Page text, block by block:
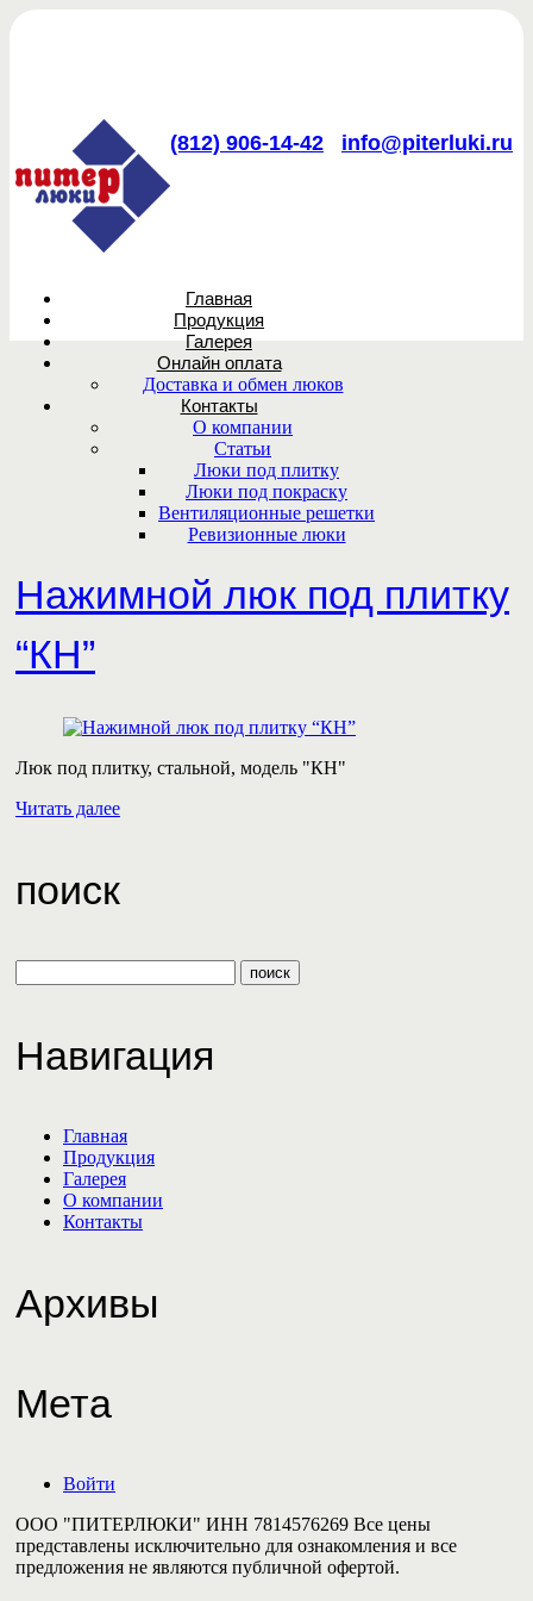
(812) 906-14-42 info@piterluki.ru
Главная
Продукция
Галерея
Онлайн оплата
Доставка и обмен люков
Контакты
О компании
Статьи
Люки под плитку
Люки под покраску
Вентиляционные решетки
Ревизионные люки
Нажимной люк под плитку
“КН”
Люк под плитку, стальной, модель "КН"
Читать далее
поиск
Навигация
Главная
Продукция
Галерея
О компании
Контакты
Архивы
Мета
Войти
ООО "ПИТЕРЛЮКИ" ИНН 7814576269 Все цены
представлены исключительно для ознакомления и все
предложения не являются публичной офертой.